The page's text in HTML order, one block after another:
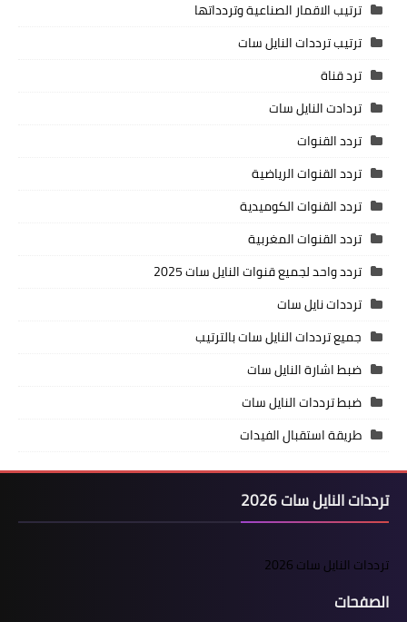
ترتيب الاقمار الصناعية وتردداتها
ترتيب ترددات النايل سات
ترد قناة
تردادت النايل سات
تردد القنوات
تردد القنوات الرياضية
تردد القنوات الكوميدية
تردد القنوات المغربية
تردد واحد لجميع قنوات النايل سات 2025
ترددات نايل سات
جميع ترددات النايل سات بالترتيب
ضبط اشارة النايل سات
ضبط ترددات النايل سات
طريقة استقبال الفيدات
ترددات النايل سات 2026
ترددات النايل سات 2026
الصفحات